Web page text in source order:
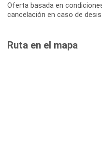
Oferta basada en
cancelación en caso de
Ruta en el mapa